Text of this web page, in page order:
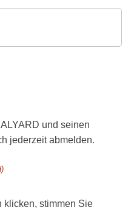
und seinen
jederzeit abmelden.
klicken, stimmen Sie